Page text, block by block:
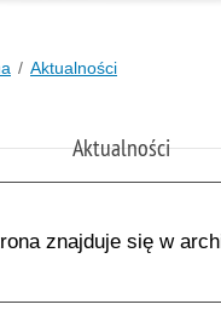
Aktualności
Aktualności
znajduje się w